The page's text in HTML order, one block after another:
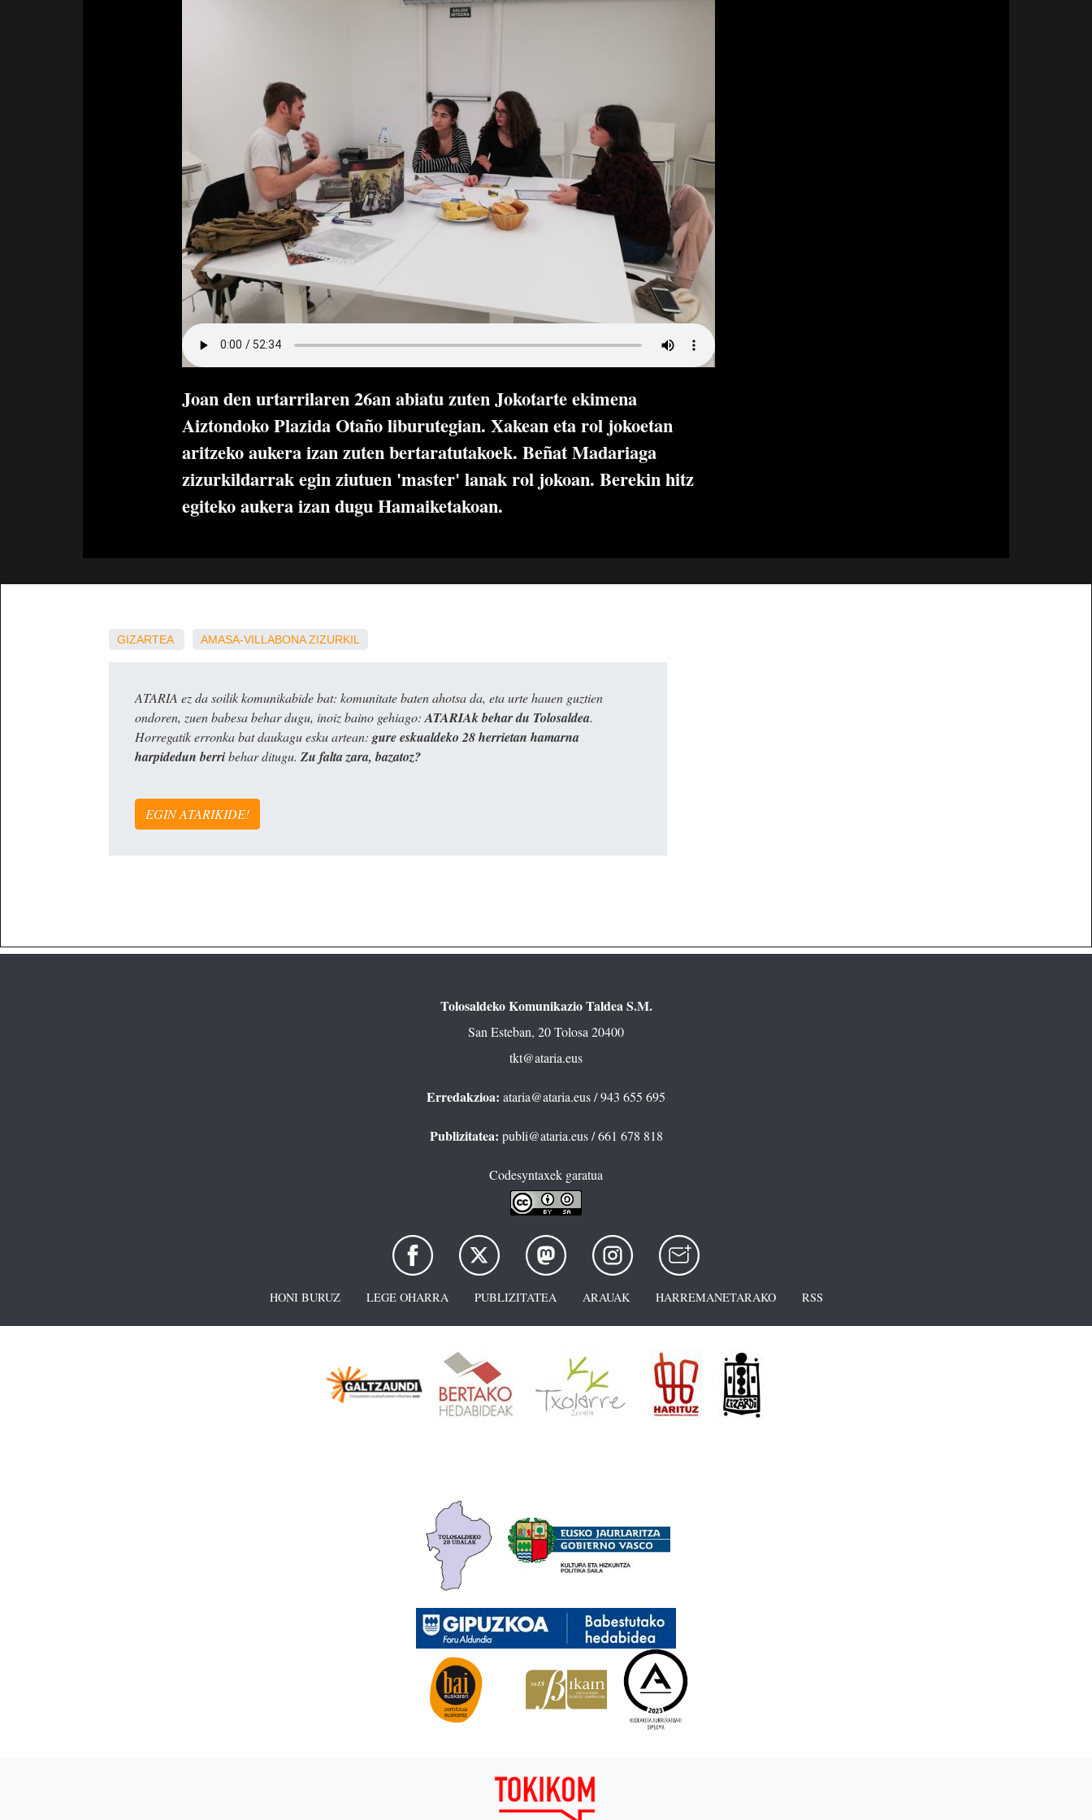
Joan den urtarrilaren 26an abiatu zuten Jokotarte ekimena
Aiztondoko Plazida Otaño liburutegian. Xakean eta rol jokoetan
aritzeko aukera izan zuten bertaratutakoek. Beñat Madariaga
zizurkildarrak egin ziutuen 'master' lanak rol jokoan. Berekin hitz
egiteko aukera izan dugu Hamaiketakoan.
GIZARTEA AMASA-VILLABONA ZIZURKIL
ATARIA ez da soilik komunikabide bat: komunitate baten ahotsa da, eta urte hauen guztien
ondoren, zuen babesa behar dugu, inoiz baino gehiago: ATARIAk behar du Tolosaldea.
Horregatik erronka bat daukagu esku artean: gure eskualdeko 28 herrietan hamarna
harpidedun berribehar ditugu. Zu falta zara, bazatoz?
EGIN ATARIKIDE!
Tolosaldeko Komunikazio Taldea S.M.
San Esteban, 20 Tolosa 20400
tkt@ataria.eus
Erredakzioa: ataria@ataria.eus/ 943 655 695
Publizitatea: publi@ataria.eus/ 661 678 818
Codesyntaxek garatua
HONI BURUZ LEGE OHARRA PUBLIZITATEA ARAUAK HARREMANETARAKO RSS